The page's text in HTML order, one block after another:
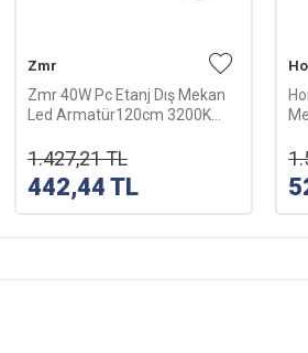
Zmr
Zmr 40W Pc Etanj Dış Mekan
Led Armatür120cm 3200K
1.427,21TL
442,44 TL